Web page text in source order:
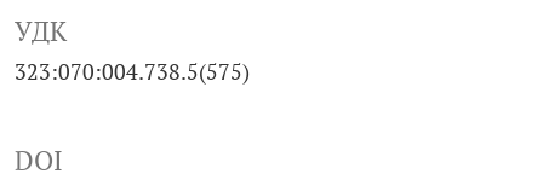
УДК
323:070:004.738.5(575)
DOI